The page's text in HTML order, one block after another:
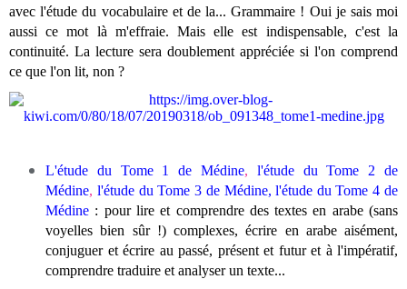
avec l'étude du vocabulaire et de la... Grammaire ! Oui je sais moi
aussi ce mot là m'effraie. Mais elle est indispensable, c'est la
continuité. La lecture sera doublement appréciée si l'on comprend
ce que l'on lit, non ?
L'étude du Tome 1 de Médine, l'étude du Tome 2 de
Médine, l'étude du Tome 3 de Médine, l'étude du Tome 4 de
Médine : pour lire et comprendre des textes en arabe (sans
voyelles bien sûr !) complexes, écrire en arabe aisément,
conjuguer et écrire au passé, présent et futur et à l'impératif,
comprendre traduire et analyser un texte...